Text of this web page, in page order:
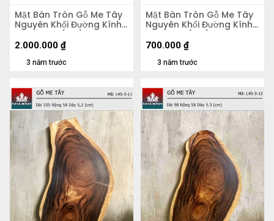
Mặt Bàn Tròn Gỗ Me Tây
Nguyên Khối Đường Kính
81 Dày 5,5 (cm)
3 năm trước
2.000.000 ₫
Mặt Bàn Tròn Gỗ Me Tây
Nguyên Khối Đường Kính
59 Dày 4 (cm)
3 năm trước
700.000 ₫